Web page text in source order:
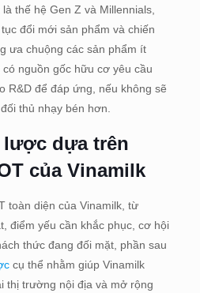
thế hệ Gen Z và Millennials,
đổi mới sản phẩm và chiến
ưa chuộng các sản phẩm ít
nguồn gốc hữu cơ yêu cầu
R&D để đáp ứng, nếu không sẽ
thủ nhạy bén hơn.
dựa trên
của Vinamilk
toàn diện của Vinamilk, từ
điểm yếu cần khắc phục, cơ hội
thức đang đối mặt, phần sau
cụ thể nhằm giúp Vinamilk
thị trường nội địa và mở rộng